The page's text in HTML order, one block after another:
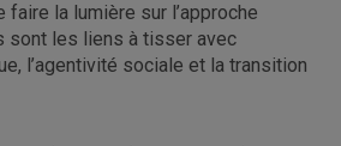
la lumière sur l’approche
sont les liens à tisser avec
l’agentivité sociale et la transition